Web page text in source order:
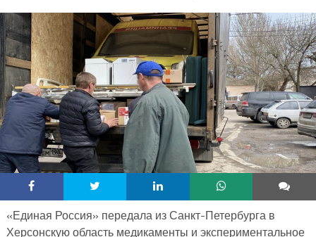
«Единая Россия» передала из Санкт-Петербурга в
Херсонскую область медикаменты и экспериментальное